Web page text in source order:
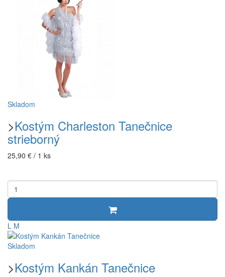
Skladom
>Kostým Charleston Tanečnice
strieborný
25,90 € / 1 ks
L M
Skladom
>Kostým Kankán Tanečnice